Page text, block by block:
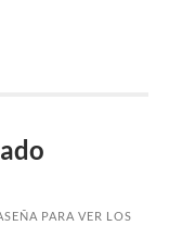
PARA VER LOS